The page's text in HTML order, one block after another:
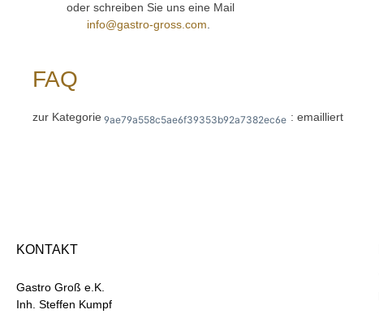
oder schreiben Sie uns eine Mail
info@gastro-gross.com
FAQ
zur Kategorie 9ae79a558c5ae6f39353b92a7382ec6e : emailliert
KONTAKT
Gastro Groß e.K.
Inh. Steffen Kumpf